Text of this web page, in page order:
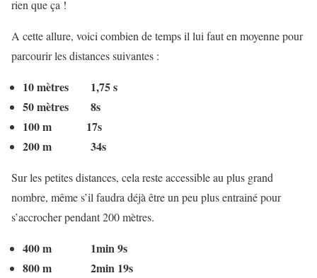
rien que ça !
A cette allure, voici combien de temps il lui faut en moyenne pour
parcourir les distances suivantes :
10 mètres 1,75 s
50 mètres 8s
100 m 17s
200 m 34s
Sur les petites distances, cela reste accessible au plus grand
nombre, même s’il faudra déjà être un peu plus entrainé pour
s’accrocher pendant 200 mètres.
400 m 1min 9s
800 m 2min 19s